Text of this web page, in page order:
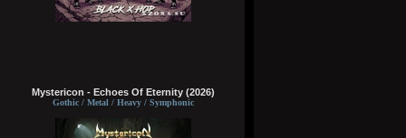
Mystericon - Echoes Of Eternity (2026)
Gothic / Metal / Heavy / Symphonic